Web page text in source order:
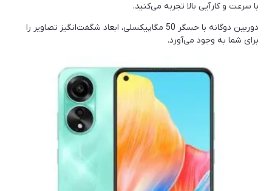
با سرعت و کارآیی بالا تجربه می‌کنید.
دوربین دوگانه با حسگر 50 مگاپیکسلی، ابعاد شگفت‌انگیز تصاویر را
برای شما به وجود می‌آورد.